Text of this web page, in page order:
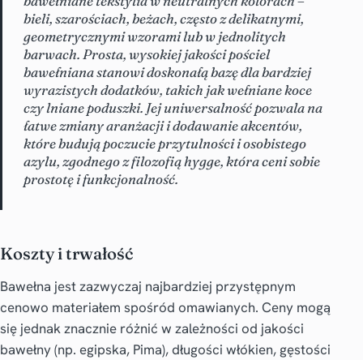
bieli, szarościach, beżach, często z delikatnymi,
geometrycznymi wzorami lub w jednolitych
barwach. Prosta, wysokiej jakości pościel
bawełniana stanowi doskonałą bazę dla bardziej
wyrazistych dodatków, takich jak wełniane koce
czy lniane poduszki. Jej uniwersalność pozwala na
łatwe zmiany aranżacji i dodawanie akcentów,
które budują poczucie przytulności i osobistego
azylu, zgodnego z filozofią hygge, która ceni sobie
prostotę i funkcjonalność.
Koszty i trwałość
Bawełna jest zazwyczaj najbardziej przystępnym
cenowo materiałem spośród omawianych. Ceny mogą
się jednak znacznie różnić w zależności od jakości
bawełny (np. egipska, Pima), długości włókien, gęstości